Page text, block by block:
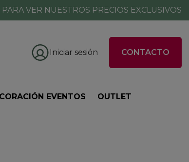
VER NUESTROS PRECIOS EXCLUSIVOS
Iniciar sesión CONTACTO
EVENTOS OUTLET